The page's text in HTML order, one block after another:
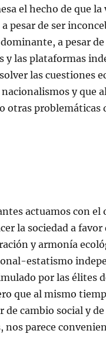
el hecho de que
pesar de ser
a pesar
las plataformas
las cuestiones
y que
otras problemáticas
actuamos con el
la sociedad a
y armonía
estatismo
por las élites
que al mismo
cambio social y
nos parece